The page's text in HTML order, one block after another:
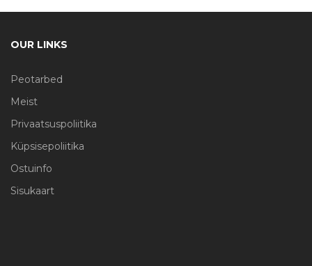
OUR LINKS
Peotarbed
Meist
Privaatsuspoliitika
Küpsisepoliitika
Ostuinfo
Sisukaart